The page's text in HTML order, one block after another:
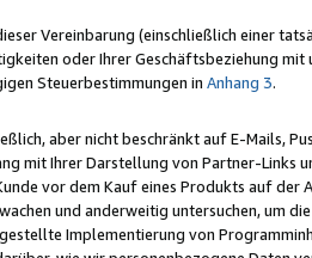
Vereinbarung (einschließlich einer
oder Ihrer Geschäftsbeziehung mit
Steuerbestimmungen in Anhang 3.
aber nicht beschränkt auf E-Mails,
mit Ihrer Darstellung von Partner-Links
vor dem Kauf eines Produkts auf der
und anderweitig untersuchen, um
Implementierung von